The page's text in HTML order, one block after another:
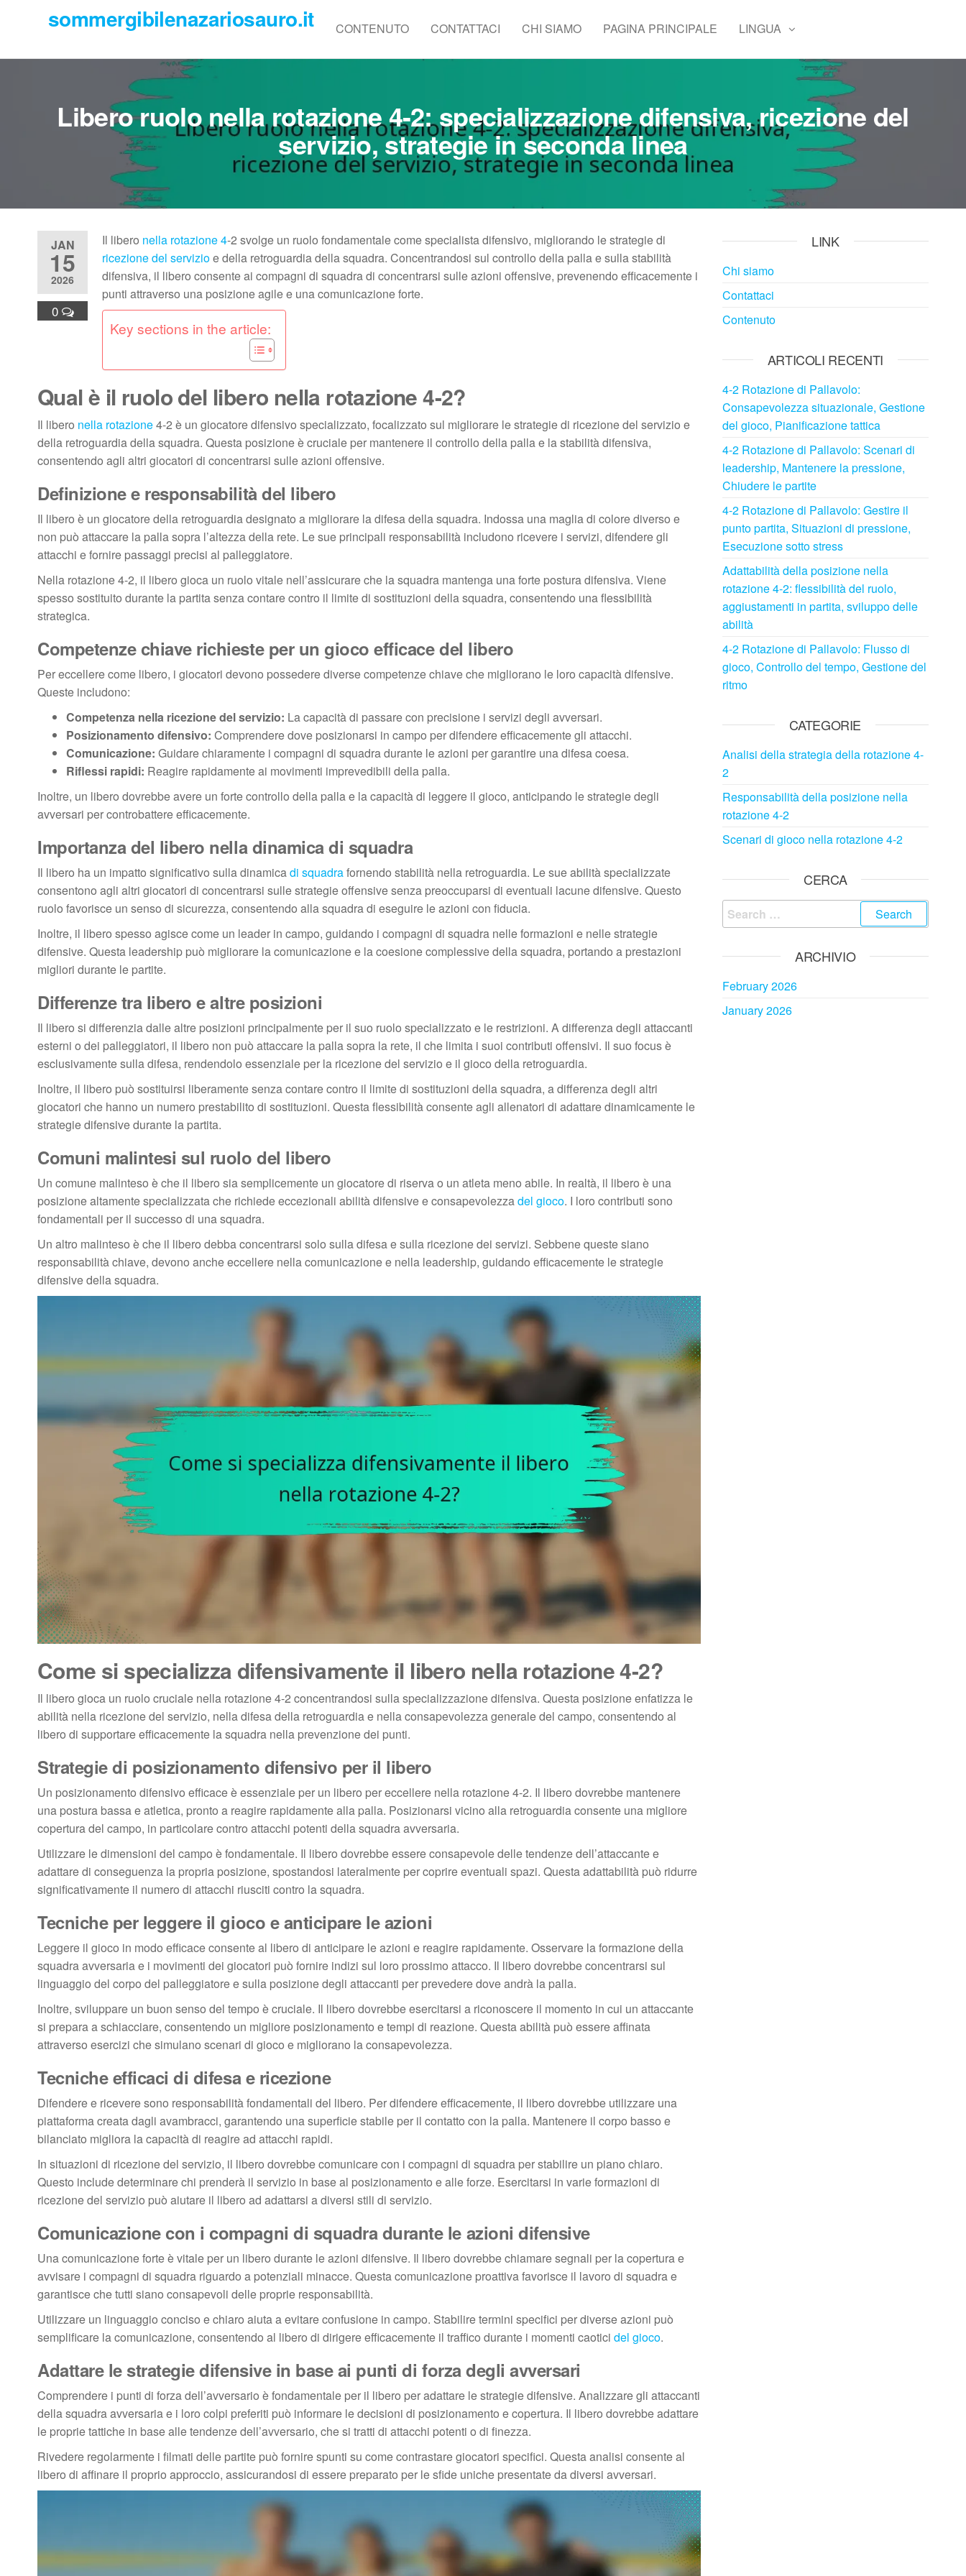
content
sommergibilenazariosauro.it CONTENUTO CONTATTACI CHI SIAMO PAGINA PRINCIPALE LINGUA
Libero ruolo nella rotazione 4-2: specializzazione difensiva, ricezione del
servizio, strategie in seconda linea
JAN
15
2026
0
Il libero nella rotazione 4-2 svolge un ruolo fondamentale come specialista difensivo, migliorando le strategie di
ricezione del servizioe della retroguardia della squadra. Concentrandosi sul controllo della palla e sulla stabilità
difensiva, il libero consente ai compagni di squadra di concentrarsi sulle azioni offensive, prevenendo efficacemente i
punti attraverso una posizione agile e una comunicazione forte.
Key sections in the article:
Qual è il ruolo del libero nella rotazione 4-2?
Il libero nella rotazione4-2 è un giocatore difensivo specializzato, focalizzato sul migliorare le strategie di ricezione del servizio e
della retroguardia della squadra. Questa posizione è cruciale per mantenere il controllo della palla e la stabilità difensiva,
consentendo agli altri giocatori di concentrarsi sulle azioni offensive.
Definizione e responsabilità del libero
Il libero è un giocatore della retroguardia designato a migliorare la difesa della squadra. Indossa una maglia di colore diverso e
non può attaccare la palla sopra l’altezza della rete. Le sue principali responsabilità includono ricevere i servizi, difendere gli
attacchi e fornire passaggi precisi al palleggiatore.
Nella rotazione 4-2, il libero gioca un ruolo vitale nell’assicurare che la squadra mantenga una forte postura difensiva. Viene
spesso sostituito durante la partita senza contare contro il limite di sostituzioni della squadra, consentendo una flessibilità
strategica.
Competenze chiave richieste per un gioco efficace del libero
Per eccellere come libero, i giocatori devono possedere diverse competenze chiave che migliorano le loro capacità difensive.
Queste includono:
Competenza nella ricezione del servizio: La capacità di passare con precisione i servizi degli avversari.
Posizionamento difensivo: Comprendere dove posizionarsi in campo per difendere efficacemente gli attacchi.
Comunicazione: Guidare chiaramente i compagni di squadra durante le azioni per garantire una difesa coesa.
Riflessi rapidi: Reagire rapidamente ai movimenti imprevedibili della palla.
Inoltre, un libero dovrebbe avere un forte controllo della palla e la capacità di leggere il gioco, anticipando le strategie degli
avversari per controbattere efficacemente.
Importanza del libero nella dinamica di squadra
Il libero ha un impatto significativo sulla dinamicadi squadrafornendo stabilità nella retroguardia. Le sue abilità specializzate
consentono agli altri giocatori di concentrarsi sulle strategie offensive senza preoccuparsi di eventuali lacune difensive. Questo
ruolo favorisce un senso di sicurezza, consentendo alla squadra di eseguire le azioni con fiducia.
Inoltre, il libero spesso agisce come un leader in campo, guidando i compagni di squadra nelle formazioni e nelle strategie
difensive. Questa leadership può migliorare la comunicazione e la coesione complessive della squadra, portando a prestazioni
migliori durante le partite.
Differenze tra libero e altre posizioni
Il libero si differenzia dalle altre posizioni principalmente per il suo ruolo specializzato e le restrizioni. A differenza degli attaccanti
esterni o dei palleggiatori, il libero non può attaccare la palla sopra la rete, il che limita i suoi contributi offensivi. Il suo focus è
esclusivamente sulla difesa, rendendolo essenziale per la ricezione del servizio e il gioco della retroguardia.
Inoltre, il libero può sostituirsi liberamente senza contare contro il limite di sostituzioni della squadra, a differenza degli altri
giocatori che hanno un numero prestabilito di sostituzioni. Questa flessibilità consente agli allenatori di adattare dinamicamente le
strategie difensive durante la partita.
Comuni malintesi sul ruolo del libero
Un comune malinteso è che il libero sia semplicemente un giocatore di riserva o un atleta meno abile. In realtà, il libero è una
posizione altamente specializzata che richiede eccezionali abilità difensive e consapevolezzadel gioco. I loro contributi sono
fondamentali per il successo di una squadra.
Un altro malinteso è che il libero debba concentrarsi solo sulla difesa e sulla ricezione dei servizi. Sebbene queste siano
responsabilità chiave, devono anche eccellere nella comunicazione e nella leadership, guidando efficacemente le strategie
difensive della squadra.
Come si specializza difensivamente il libero nella rotazione 4-2?
Il libero gioca un ruolo cruciale nella rotazione 4-2 concentrandosi sulla specializzazione difensiva. Questa posizione enfatizza le
abilità nella ricezione del servizio, nella difesa della retroguardia e nella consapevolezza generale del campo, consentendo al
libero di supportare efficacemente la squadra nella prevenzione dei punti.
Strategie di posizionamento difensivo per il libero
Un posizionamento difensivo efficace è essenziale per un libero per eccellere nella rotazione 4-2. Il libero dovrebbe mantenere
una postura bassa e atletica, pronto a reagire rapidamente alla palla. Posizionarsi vicino alla retroguardia consente una migliore
copertura del campo, in particolare contro attacchi potenti della squadra avversaria.
Utilizzare le dimensioni del campo è fondamentale. Il libero dovrebbe essere consapevole delle tendenze dell’attaccante e
adattare di conseguenza la propria posizione, spostandosi lateralmente per coprire eventuali spazi. Questa adattabilità può ridurre
significativamente il numero di attacchi riusciti contro la squadra.
Tecniche per leggere il gioco e anticipare le azioni
Leggere il gioco in modo efficace consente al libero di anticipare le azioni e reagire rapidamente. Osservare la formazione della
squadra avversaria e i movimenti dei giocatori può fornire indizi sul loro prossimo attacco. Il libero dovrebbe concentrarsi sul
linguaggio del corpo del palleggiatore e sulla posizione degli attaccanti per prevedere dove andrà la palla.
Inoltre, sviluppare un buon senso del tempo è cruciale. Il libero dovrebbe esercitarsi a riconoscere il momento in cui un attaccante
si prepara a schiacciare, consentendo un migliore posizionamento e tempi di reazione. Questa abilità può essere affinata
attraverso esercizi che simulano scenari di gioco e migliorano la consapevolezza.
Tecniche efficaci di difesa e ricezione
Difendere e ricevere sono responsabilità fondamentali del libero. Per difendere efficacemente, il libero dovrebbe utilizzare una
piattaforma creata dagli avambracci, garantendo una superficie stabile per il contatto con la palla. Mantenere il corpo basso e
bilanciato migliora la capacità di reagire ad attacchi rapidi.
In situazioni di ricezione del servizio, il libero dovrebbe comunicare con i compagni di squadra per stabilire un piano chiaro.
Questo include determinare chi prenderà il servizio in base al posizionamento e alle forze. Esercitarsi in varie formazioni di
ricezione del servizio può aiutare il libero ad adattarsi a diversi stili di servizio.
Comunicazione con i compagni di squadra durante le azioni difensive
Una comunicazione forte è vitale per un libero durante le azioni difensive. Il libero dovrebbe chiamare segnali per la copertura e
avvisare i compagni di squadra riguardo a potenziali minacce. Questa comunicazione proattiva favorisce il lavoro di squadra e
garantisce che tutti siano consapevoli delle proprie responsabilità.
Utilizzare un linguaggio conciso e chiaro aiuta a evitare confusione in campo. Stabilire termini specifici per diverse azioni può
semplificare la comunicazione, consentendo al libero di dirigere efficacemente il traffico durante i momenti caotici del gioco.
Adattare le strategie difensive in base ai punti di forza degli avversari
Comprendere i punti di forza dell’avversario è fondamentale per il libero per adattare le strategie difensive. Analizzare gli attaccanti
della squadra avversaria e i loro colpi preferiti può informare le decisioni di posizionamento e copertura. Il libero dovrebbe adattare
le proprie tattiche in base alle tendenze dell’avversario, che si tratti di attacchi potenti o di finezza.
Rivedere regolarmente i filmati delle partite può fornire spunti su come contrastare giocatori specifici. Questa analisi consente al
libero di affinare il proprio approccio, assicurandosi di essere preparato per le sfide uniche presentate da diversi avversari.
LINK
Chi siamo
Contattaci
Contenuto
ARTICOLI RECENTI
4-2 Rotazione di Pallavolo:
Consapevolezza situazionale, Gestione
del gioco, Pianificazione tattica
4-2 Rotazione di Pallavolo: Scenari di
leadership, Mantenere la pressione,
Chiudere le partite
4-2 Rotazione di Pallavolo: Gestire il
punto partita, Situazioni di pressione,
Esecuzione sotto stress
Adattabilità della posizione nella
rotazione 4-2: flessibilità del ruolo,
aggiustamenti in partita, sviluppo delle
abilità
4-2 Rotazione di Pallavolo: Flusso di
gioco, Controllo del tempo, Gestione del
ritmo
CATEGORIE
Analisi della strategia della rotazione 4-
2
Responsabilità della posizione nella
rotazione 4-2
Scenari di gioco nella rotazione 4-2
CERCA
Search
for:
ARCHIVIO
February 2026
January 2026